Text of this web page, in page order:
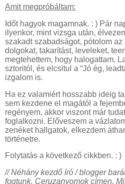
Amit megpróbáltam:
Időt hagyok magamnak. : ) Pár
ilyenkor, mint vizsga után,
szakadt szabadságot, pótolom
dolgokat, takarítást, leveleket,
megtehettem, hogy halogattam.
sztoritól, és elcsitul a “Jó ég,
izgalom is.
Ha ez valamiért hosszabb ideig
sem kezdene el magától a
regényem, akkor viszont már
foglalkozni. Előveszem a
zenéket hallgatok, elkezdem
történetre.
Folytatás a következő cikkben. : )
// Néhány kezdő író / blogger
fogtunk, Ceruzanyomok címen.